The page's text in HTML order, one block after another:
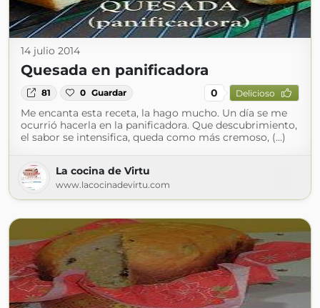
14 julio 2014
Quesada en panificadora
81 0 Guardar 0 Delicioso
Me encanta esta receta, la hago mucho. Un día se me
ocurrió hacerla en la panificadora. Que descubrimiento,
el sabor se intensifica, queda como más cremoso, (...)
La cocina de Virtu
www.lacocinadevirtu.com